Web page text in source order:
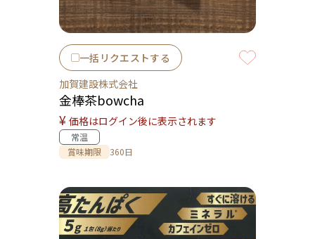
一括リクエストする
加賀建設株式会社
金棒茶bowcha
¥ 価格はログイン後に表示されます
常温
賞味期限
360日